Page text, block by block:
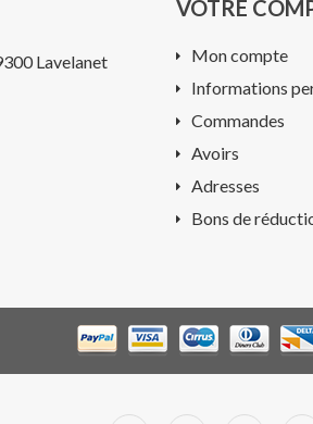
Lavelanet
VOTRE
Mon compte
Informations
Commandes
Avoirs
Adresses
Bons de